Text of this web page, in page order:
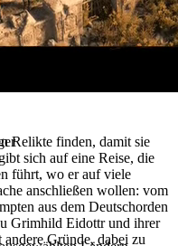
Relikte finden, damit sie
sich auf eine Reise, die
führt, wo er auf viele
anschließen wollen: vom
aus dem Deutschorden
Grimhild Eidottr und ihrer
Gründe, dabei zu